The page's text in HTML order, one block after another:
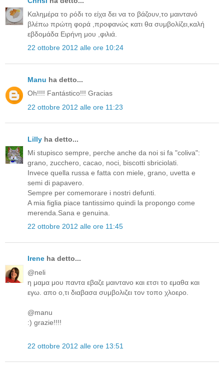
Καλημέρα το ρόδι το είχα δει να το βάζουν,το μαιντανό
βλέπω πρώτη φορά ,προφανώς κατι θα συμβολίζει,καλή
εβδομάδα Ειρήνη μου ,φιλιά.
22 ottobre 2012 alle ore 10:24
Manu ha detto...
Oh!!!! Fantástico!!! Gracias
22 ottobre 2012 alle ore 11:23
Lilly ha detto...
Mi stupisco sempre, perche anche da noi si fa "coliva":
grano, zucchero, cacao, noci, biscotti sbriciolati.
Invece quella russa e fatta con miele, grano, uvetta e
semi di papavero.
Sempre per comemorare i nostri defunti.
A mia figlia piace tantissimo quindi la propongo come
merenda.Sana e genuina.
22 ottobre 2012 alle ore 11:45
Irene ha detto...
@neli
η μαμα μου παντα εβαζε μαιντανο και ετσι το εμαθα και
εγω. απο ο,τι διαβασα συμβολιζει τον τοπο χλοερο.
@manu
:) grazie!!!!
22 ottobre 2012 alle ore 13:51